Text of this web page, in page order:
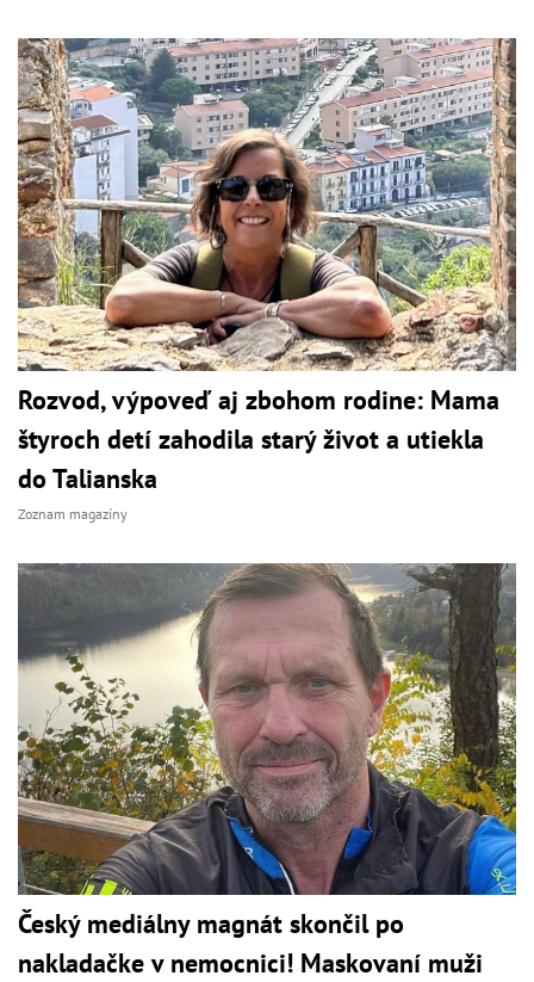
Rozvod, výpoveď aj zbohom rodine: Mama
štyroch detí zahodila starý život a utiekla
do Talianska
Zoznam magazíny
Český mediálny magnát skončil po
nakladačke v nemocnici! Maskovaní muži